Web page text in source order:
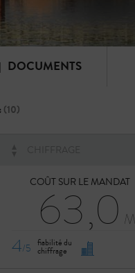
DOCUMENTS
(10)
COÛT SUR LE MANDAT
63,0
4/5 fiabilité du
chiffrage